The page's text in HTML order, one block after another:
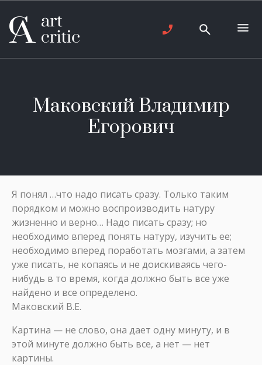
Маковский Владимир
Егорович
Я понял …что надо писать сразу. Только таким
порядком и можно воспроизводить натуру
жизненно и верно… Надо писать сразу; но
необходимо вперед понять натуру, изучить ее;
необходимо вперед поработать мозгами, а затем
уже писать, не копаясь и не доискиваясь чего-
нибудь в то время, когда должно быть все уже
найдено и все определено.
Маковский В.Е.
Картина — не слово, она дает одну минуту, и в
этой минуте должно быть все, а нет — нет
картины.